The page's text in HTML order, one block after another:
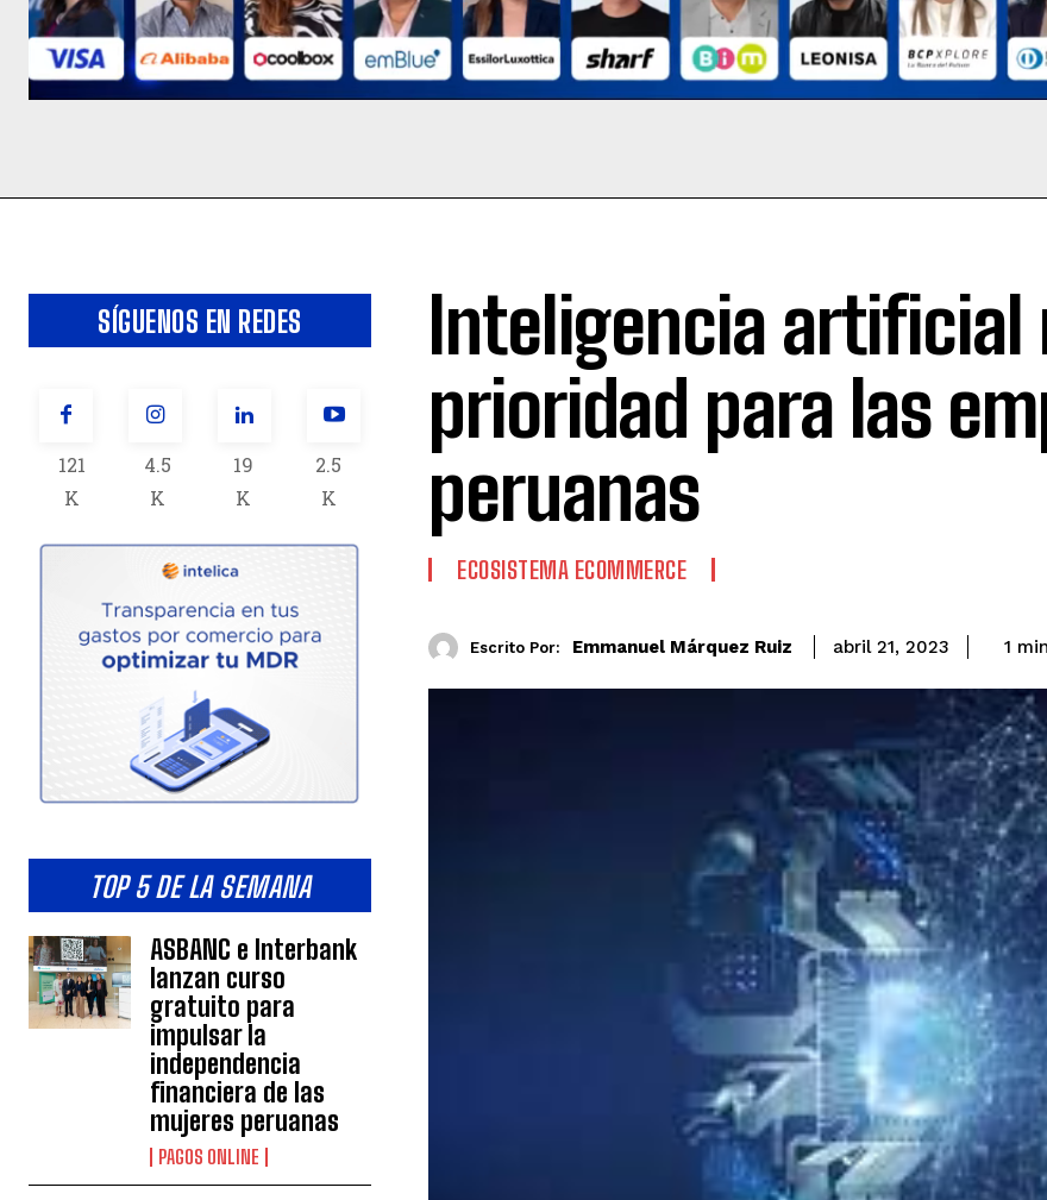
SÍGUENOS EN REDES
121
K
4.5
K
19
K
2.5
K
TOP 5 DE LA SEMANA
ASBANC e Interbank
lanzan curso
gratuito para
impulsar la
independencia
financiera de las
mujeres peruanas
PAGOS ONLINE
Inteligencia artificial
prioridad para las
peruanas
ECOSISTEMA ECOMMERCE
Escrito Por: Emmanuel Márquez Ruiz abril 21, 2023 1